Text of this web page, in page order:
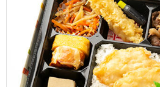
奈良県御所市西町2022/10/28